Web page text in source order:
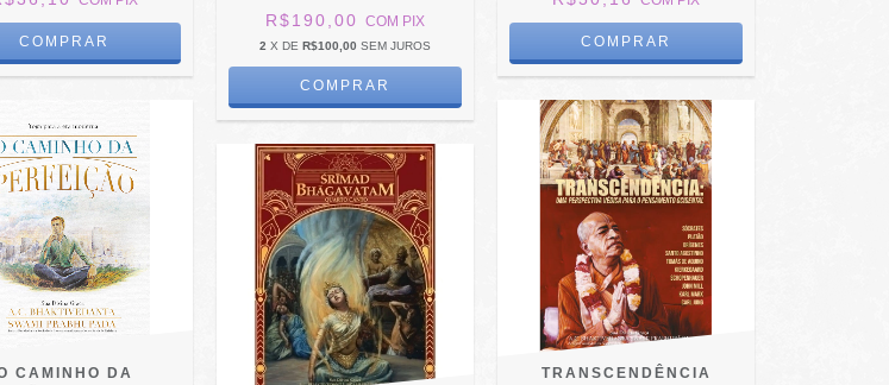
R$190,00COM PIX
2 X DER$100,00 SEM JUROS
CAMINHO DA
TRANSCENDÊNCIA